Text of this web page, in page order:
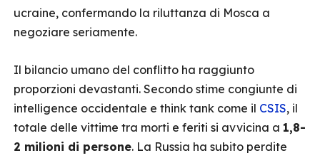
ucraine, confermando la riluttanza di Mosca a
negoziare seriamente.
Il bilancio umano del conflitto ha raggiunto
proporzioni devastanti. Secondo stime congiunte di
intelligence occidentale e think tank come il CSIS, il
totale delle vittime tra morti e feriti si avvicina a 1,8-
2 milioni di persone. La Russia ha subito perdite